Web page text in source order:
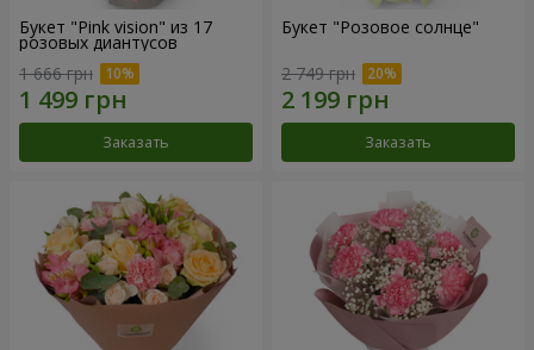
Букет "Pink vision" из 17
розовых диантусов
1 666 грн
Заказать
Букет "Розовое солнце"
2 749 грн
Заказать